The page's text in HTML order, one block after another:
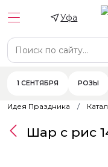
Уфа
1 СЕНТЯБРЯ РОЗЫ
Идея Праздника
Шар с рис